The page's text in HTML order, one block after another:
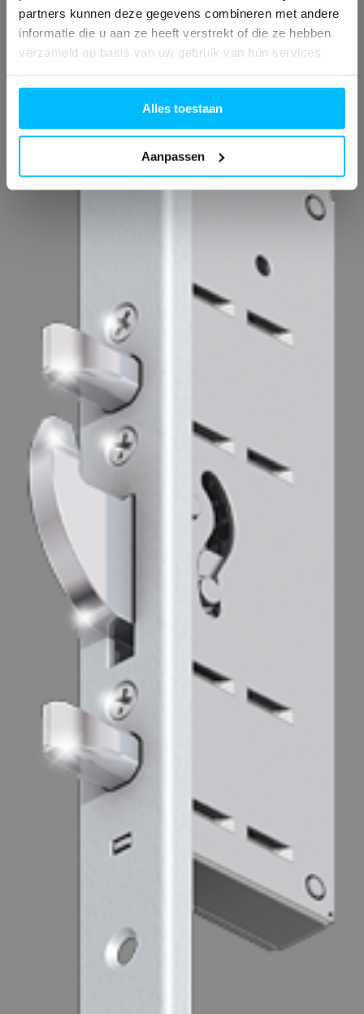
partners kunnen deze gegevens combineren met andere
informatie die u aan ze heeft verstrekt of die ze hebben
verzameld op basis van uw gebruik van hun services.
Alles toestaan
Aanpassen